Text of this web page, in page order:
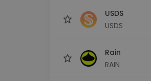
USDS
USDS
Rain
RAIN